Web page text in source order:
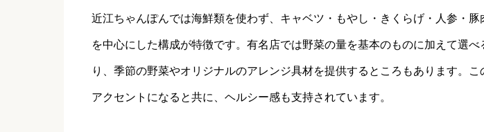
近江ちゃんぽんでは海鮮類を使わず、キャベツ・もやし・きくらげ・人参・豚
を中心にした構成が特徴です。有名店では野菜の量を基本のものに加えて選べ
り、季節の野菜やオリジナルのアレンジ具材を提供するところもあります。
アクセントになると共に、ヘルシー感も支持されています。